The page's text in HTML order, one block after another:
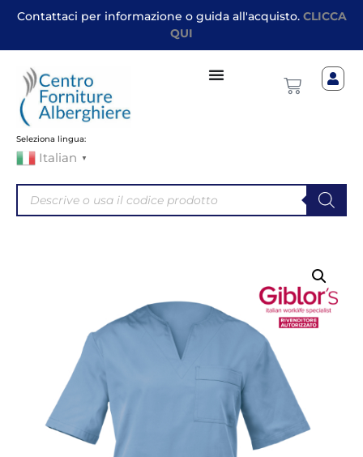
Contattaci per informazione o guida all'acquisto. CLICCA
QUI
Seleziona lingua:
Italian ▼